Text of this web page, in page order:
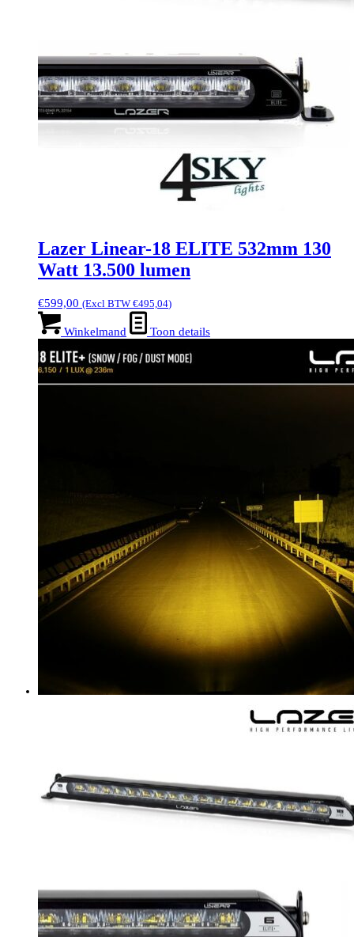
Lazer Linear-18 ELITE 532mm 130
Watt 13.500 lumen
€599,00 (Excl BTW €495,04)
Winkelmand Toon details